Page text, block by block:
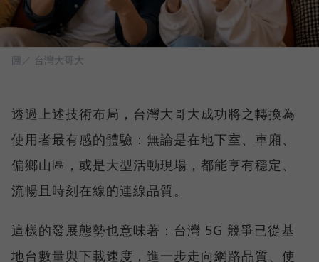
圖／ 台灣大哥大
透過上述技術布局，台灣大哥大成功將之轉換為
使用者最有感的體驗：無論是在地下室、車廂、
偏鄉山區，或是大型活動現場，都能享有穩定、
流暢且時刻在線的連線品質。
這樣的發展態勢也意味著：台灣 5G 競爭已從基
地台數量與下載速度，進一步走向網路品質、使